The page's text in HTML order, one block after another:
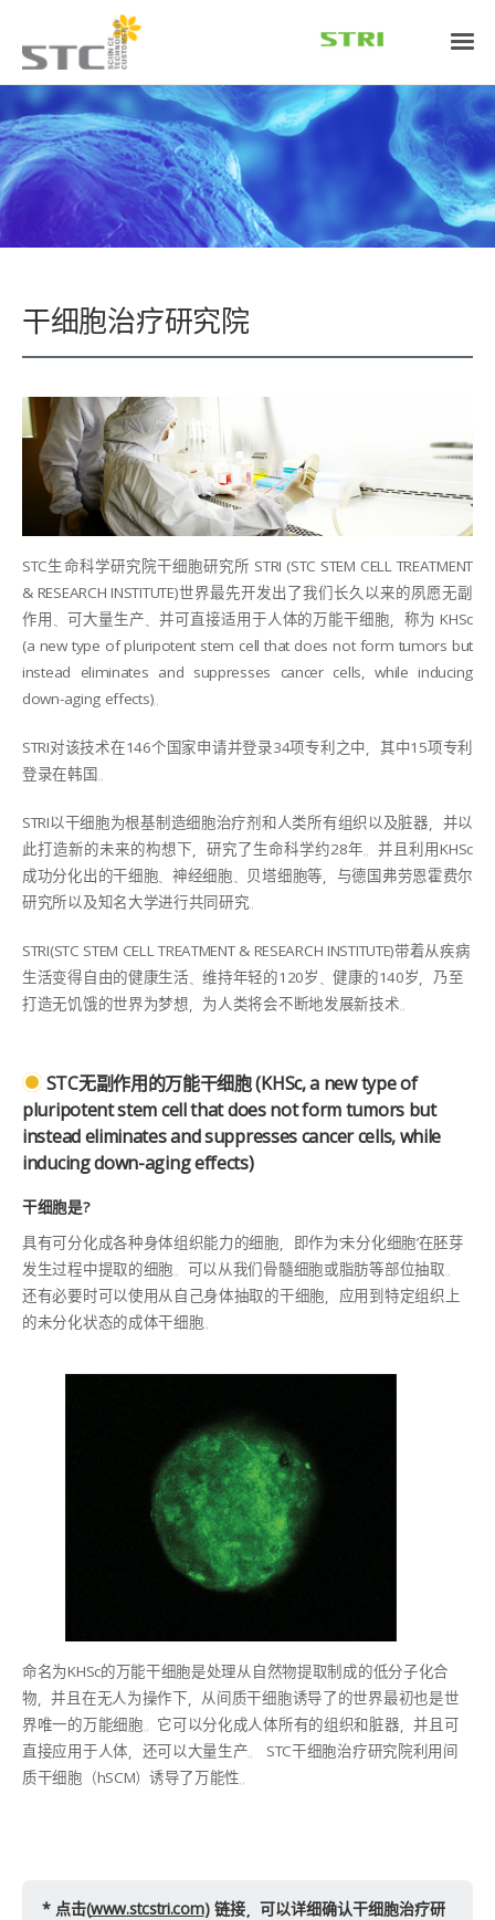
干细胞治疗研究院
STC生命科学研究院干细胞研究所 STRI (STC STEM CELL TREATMENT
& RESEARCH INSTITUTE)世界最先开发出了我们长久以来的夙愿无副
作用、可大量生产、并可直接适用于人体的万能干细胞，称为 KHSc
(a new type of pluripotent stem cell that does not form tumors but
instead eliminates and suppresses cancer cells, while inducing
down-aging effects)。
STRI对该技术在146个国家申请并登录34项专利之中，其中15项专利
登录在韩国。
STRI以干细胞为根基制造细胞治疗剂和人类所有组织以及脏器，并以
此打造新的未来的构想下，研究了生命科学约28年。并且利用KHSc
成功分化出的干细胞、神经细胞、贝塔细胞等，与德国弗劳恩霍费尔
研究所以及知名大学进行共同研究。
STRI(STC STEM CELL TREATMENT & RESEARCH INSTITUTE)带着从疾病
生活变得自由的健康生活、维持年轻的120岁、健康的140岁，乃至
打造无饥饿的世界为梦想，为人类将会不断地发展新技术。
STC无副作用的万能干细胞 (KHSc, a new type of
pluripotent stem cell that does not form tumors but
instead eliminates and suppresses cancer cells, while
inducing down-aging effects)
干细胞是?
具有可分化成各种身体组织能力的细胞，即作为‘未分化细胞’在胚芽
发生过程中提取的细胞。可以从我们骨髓细胞或脂肪等部位抽取。
还有必要时可以使用从自己身体抽取的干细胞，应用到特定组织上
的未分化状态的成体干细胞。
命名为KHSc的万能干细胞是处理从自然物提取制成的低分子化合
物，并且在无人为操作下，从间质干细胞诱导了的世界最初也是世
界唯一的万能细胞。它可以分化成人体所有的组织和脏器，并且可
直接应用于人体，还可以大量生产。 STC干细胞治疗研究院利用间
质干细胞（hSCM）诱导了万能性。
* 点击(www.stcstri.com) 链接，可以详细确认干细胞治疗研